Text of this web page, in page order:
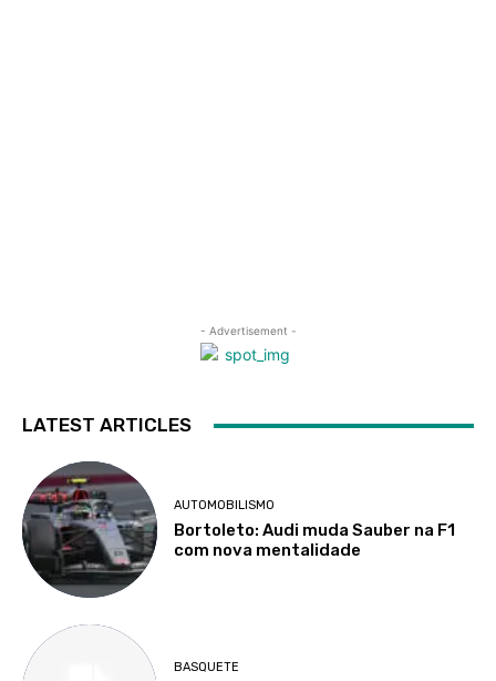
- Advertisement -
LATEST ARTICLES
AUTOMOBILISMO
Bortoleto: Audi muda Sauber na F1
com nova mentalidade
BASQUETE